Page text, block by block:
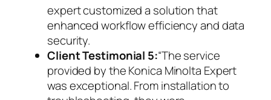
expert customized a solution that
enhanced workflow efficiency and data
security.
Client Testimonial 5:“The service
provided by the Konica Minolta Expert
was exceptional. From installation to